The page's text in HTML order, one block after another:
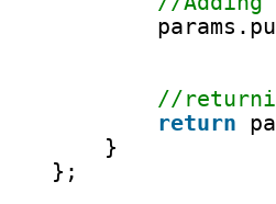
//
return
}
};